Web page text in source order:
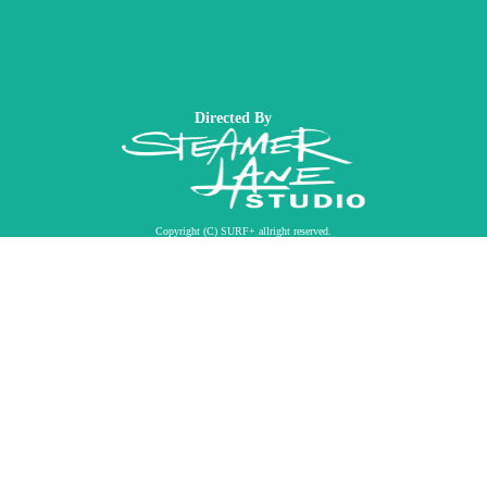
Directed By
Copyright (C) SURF+ allright reserved.